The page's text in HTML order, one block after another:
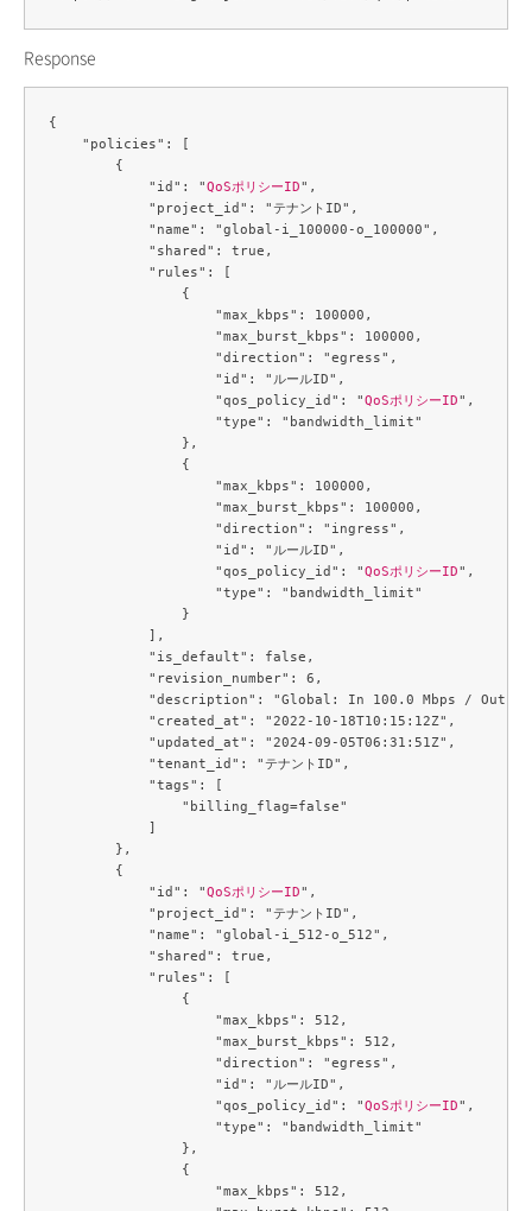
Response
{
    "policies": [
        {
            "id": "
QoSポリシーID",
            "project_id": "テナントID",
            "name": "global-i_100000-o_100000",
            "shared": true,
            "rules": [
                {
                    "max_kbps": 100000,
                    "max_burst_kbps": 100000,
                    "direction": "egress",
                    "id": "ルールID",
                    "qos_policy_id": "
QoSポリシーID",
                    "type": "bandwidth_limit"
                },
                {
                    "max_kbps": 100000,
                    "max_burst_kbps": 100000,
                    "direction": "ingress",
                    "id": "ルールID",
                    "qos_policy_id": "
QoSポリシーID",
                    "type": "bandwidth_limit"
                }
            ],
            "is_default": false,
            "revision_number": 6,
"description": "Global: In 100.0 Mbps / Out
            "created_at": "2022-10-18T10:15:12Z",
            "updated_at": "2024-09-05T06:31:51Z",
            "tenant_id": "テナントID",
            "tags": [
                "billing_flag=false"
            ]
        },
        {
            "id": "
QoSポリシーID",
            "project_id": "テナントID",
            "name": "global-i_512-o_512",
            "shared": true,
            "rules": [
                {
                    "max_kbps": 512,
                    "max_burst_kbps": 512,
                    "direction": "egress",
                    "id": "ルールID",
                    "qos_policy_id": "
QoSポリシーID",
                    "type": "bandwidth_limit"
                },
                {
                    "max_kbps": 512,